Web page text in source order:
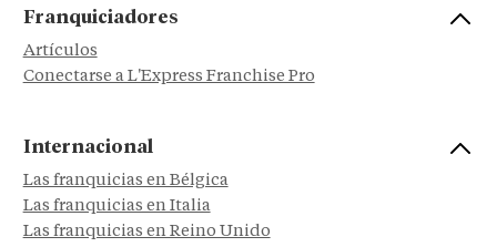
Franquiciadores
Artículos
Conectarse a L'Express Franchise Pro
Internacional
Las franquicias en Bélgica
Las franquicias en Italia
Las franquicias en Reino Unido